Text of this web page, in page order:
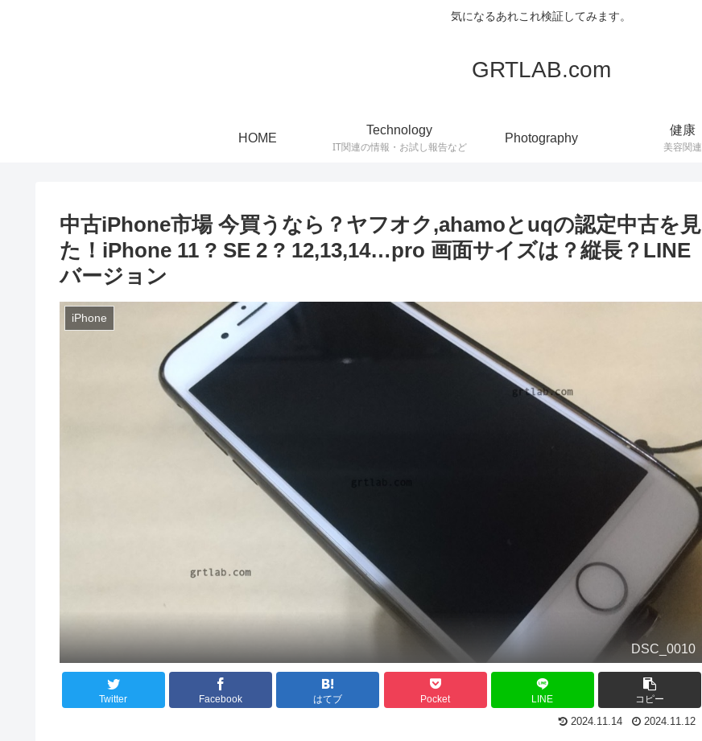
気になるあれこれ検証してみます。
GRTLAB.com
HOME
Technology
IT関連の情報・お試し報告など
Photography
健康
美容関連
中古iPhone市場 今買うなら？ヤフオク,ahamoとuqの認定中古を見
た！iPhone 11 ? SE 2 ? 12,13,14…pro 画面サイズは？縦長？LINE
バージョン
iPhone
DSC_0010
Twitter Facebook はてブ Pocket LINE コピー
2024.11.14 2024.11.12